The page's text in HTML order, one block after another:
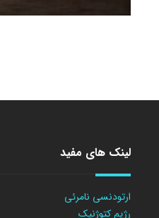
لینک های مفید
ارتودنسی نامرئی
رژیم کتوژنیک